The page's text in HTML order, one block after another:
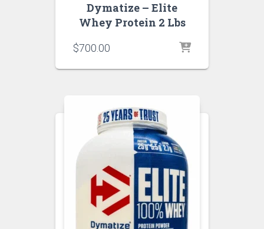
Dymatize – Elite
Whey Protein 2 Lbs
$700.00